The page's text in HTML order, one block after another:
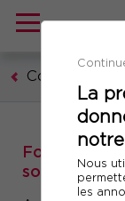
La
Nous
les
Formation :
social média